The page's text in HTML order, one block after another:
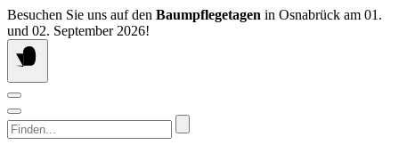
Springen
Sie
zum
Inhalt
Besuchen Sie uns auf den Baumpflegetagen in Osnabrück am 01.
und 02. September 2026!
Finden...